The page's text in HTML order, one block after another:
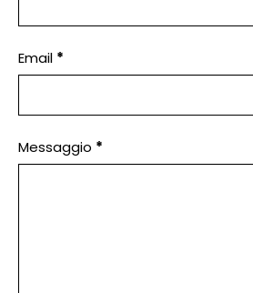
Email *
Messaggio *
blank.